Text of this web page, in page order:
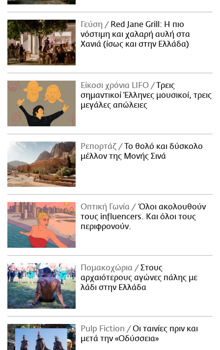
Γεύση
Red Jane Grill: Η πιο
νόστιμη και χαλαρή αυλή στα
Χανιά (ίσως και στην Ελλάδα)
Είκοσι χρόνια LIFO
Tρεις
σημαντικοί Έλληνες μουσικοί, τρεις
μεγάλες απώλειες
Ρεπορτάζ
Το θολό και δύσκολο
μέλλον της Μονής Σινά
Οπτική Γωνία
Όλοι ακολουθούν
τους influencers. Και όλοι τους
περιφρονούν.
Πομακοχώρια
Στους
αρχαιότερους αγώνες πάλης με
λάδι στην Ελλάδα
Pulp Fiction
Οι ταινίες πριν και
μετά την «Οδύσσεια»